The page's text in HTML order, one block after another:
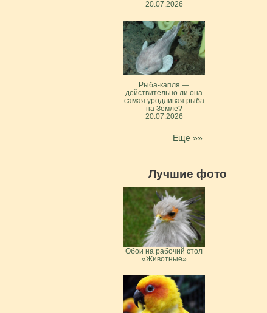
20.07.2026
Рыба-капля —
действительно ли она
самая уродливая рыба
на Земле?
20.07.2026
Еще »»
Лучшие фото
Обои на рабочий стол
«Животные»